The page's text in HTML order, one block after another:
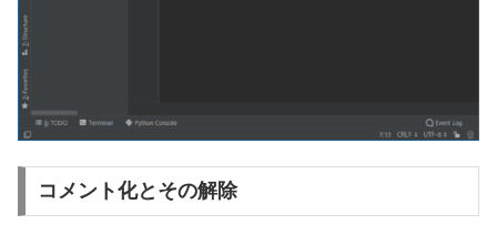
コメント化とその解除